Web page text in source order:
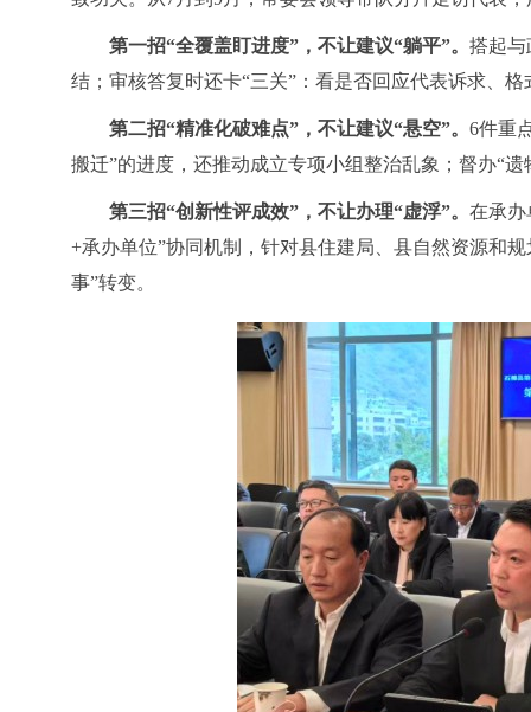
第一招“全覆盖盯进度”，不让建议“躺平”。 搭起与
结；审核答复时还卡“三关”：看是否回应代表诉求、
第二招“精准化破难点”，不让建议“悬空”。 6件重
搬迁”的进度，还推动成立专项小组整治乱象；督办“
第三招“创新性评成效”，不让办理“虚浮”。 在承办
+承办单位”协同机制，针对县住建局、县自然资源和
事”转变。